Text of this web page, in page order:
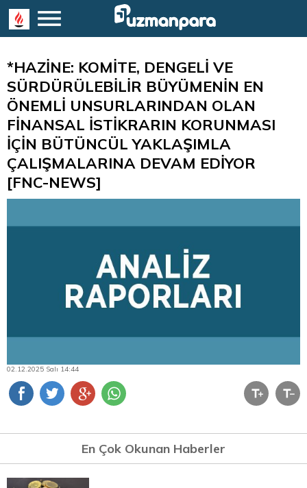
*HAZİNE: KOMİTE, DENGELİ VE
SÜRDÜRÜLEBİLİR BÜYÜMENİN EN
ÖNEMLİ UNSURLARINDAN OLAN
FİNANSAL İSTİKRARIN KORUNMASI
İÇİN BÜTÜNCÜL YAKLAŞIMLA
ÇALIŞMALARINA DEVAM EDİYOR
[FNC-NEWS]
02.12.2025 Salı 14:44
En Çok Okunan Haberler